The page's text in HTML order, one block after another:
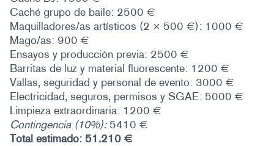
Caché grupo de baile: 2500 €
Maquilladores/as artísticos (2 × 500 €): 1000 €
Mago/as: 900 €
Ensayos y producción previa: 2500 €
Barritas de luz y material fluorescente: 1200 €
Vallas, seguridad y personal de evento: 3000 €
Electricidad, seguros, permisos y SGAE: 5000 €
Limpieza extraordinaria: 1200 €
Contingencia (10%): 5410 €
Total estimado: 51.210 €